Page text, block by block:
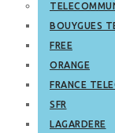
BOUYGUES
FREE
ORANGE
FRANCE
SFR
LAGARDERE